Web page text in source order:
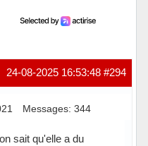
#294
24-08-2025 16:53:48
Messages: 344
sait qu'elle a du